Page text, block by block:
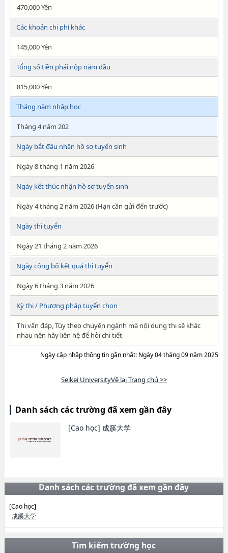
470,000 Yên
Các khoản chi phí khác
145,000 Yên
Tổng số tiền phải nộp năm đầu
815,000 Yên
Tháng năm nhập học
Tháng 4 năm 202
Ngày bắt đầu nhận hồ sơ tuyển sinh
Ngày 8 tháng 1 năm 2026
Ngày kết thúc nhận hồ sơ tuyển sinh
Ngày 4 tháng 2 năm 2026 (Hạn cần gửi đến trước)
Ngày thi tuyển
Ngày 21 tháng 2 năm 2026
Ngày công bố kết quả thi tuyển
Ngày 6 tháng 3 năm 2026
Kỳ thi / Phương pháp tuyển chọn
Thi vấn đáp, Tùy theo chuyên ngành mà nội dung thi sẽ khác
nhau nên hãy liên hệ để hỏi chi tiết
Ngày cập nhập thông tin gần nhất: Ngày 04 tháng 09 năm 2025
Seikei UniversityVề lại Trang chủ >>
Danh sách các trường đã xem gần đây
[Cao học] 成蹊大学
Danh sách các trường đã xem gần đây
[Cao học]
成蹊大学
Tìm kiếm trường học